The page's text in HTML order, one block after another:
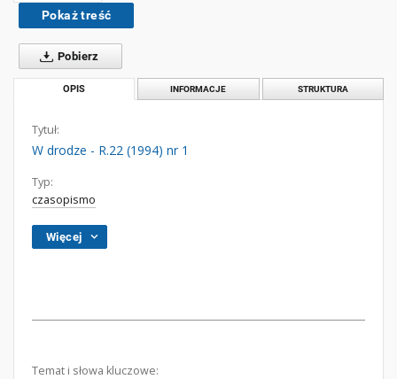
Pokaż treść
Pobierz
OPIS INFORMACJE STRUKTURA
Tytuł:
W drodze - R.22 (1994) nr 1
Typ:
czasopismo
Więcej
Temat i słowa kluczowe: